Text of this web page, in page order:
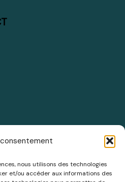
nous utilisons des technologies
et/ou accéder aux informations des